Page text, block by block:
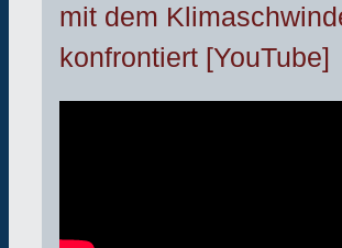
mit dem
konfrontiert [YouTube]